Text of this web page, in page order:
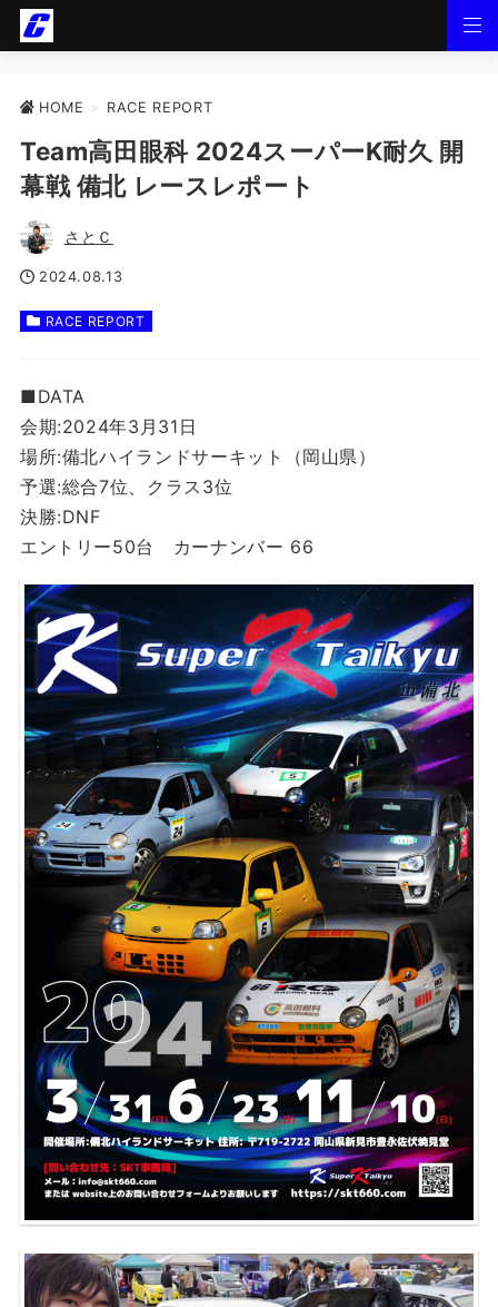
HOME > RACE REPORT
Team高田眼科 2024スーパーK耐久 開
幕戦 備北 レースレポート
さとＣ
2024.08.13
RACE REPORT
■DATA
会期:2024年3月31日
場所:備北ハイランドサーキット（岡山県）
予選:総合7位、クラス3位
決勝:DNF
エントリー50台 カーナンバー 66